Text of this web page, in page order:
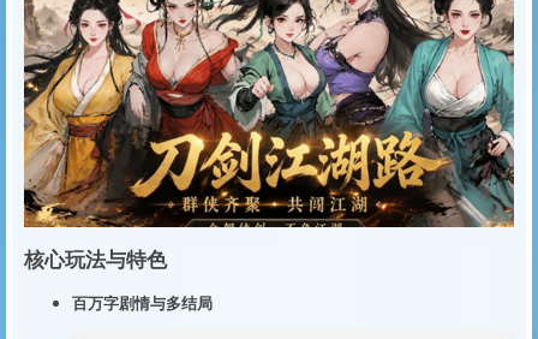
核心玩法与特色
百万字剧情与多结局